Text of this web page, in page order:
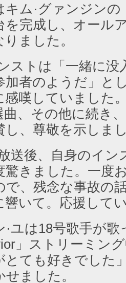
キム·グァンジン
を完成し、オール
ました。
ストは「一緒に
加者のようだ」と
感嘆していました
曲、その他に続き
し、尊敬を示しま
送後、自身のイ
驚きました。一度
で、残念な事故の
響いて。応援して
·ユは18号歌手が
」ストリーミン
とても好きでした
ました。